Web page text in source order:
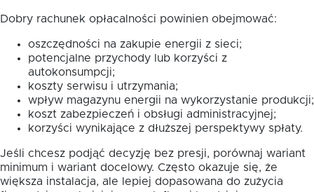
Dobry rachunek opłacalności powinien obejmować:
oszczędności na zakupie energii z sieci;
potencjalne przychody lub korzyści z
autokonsumpcji;
koszty serwisu i utrzymania;
wpływ magazynu energii na wykorzystanie produkcji;
koszt zabezpieczeń i obsługi administracyjnej;
korzyści wynikające z dłuższej perspektywy spłaty.
Jeśli chcesz podjąć decyzję bez presji, porównaj wariant
minimum i wariant docelowy. Często okazuje się, że
większa instalacja, ale lepiej dopasowana do zużycia